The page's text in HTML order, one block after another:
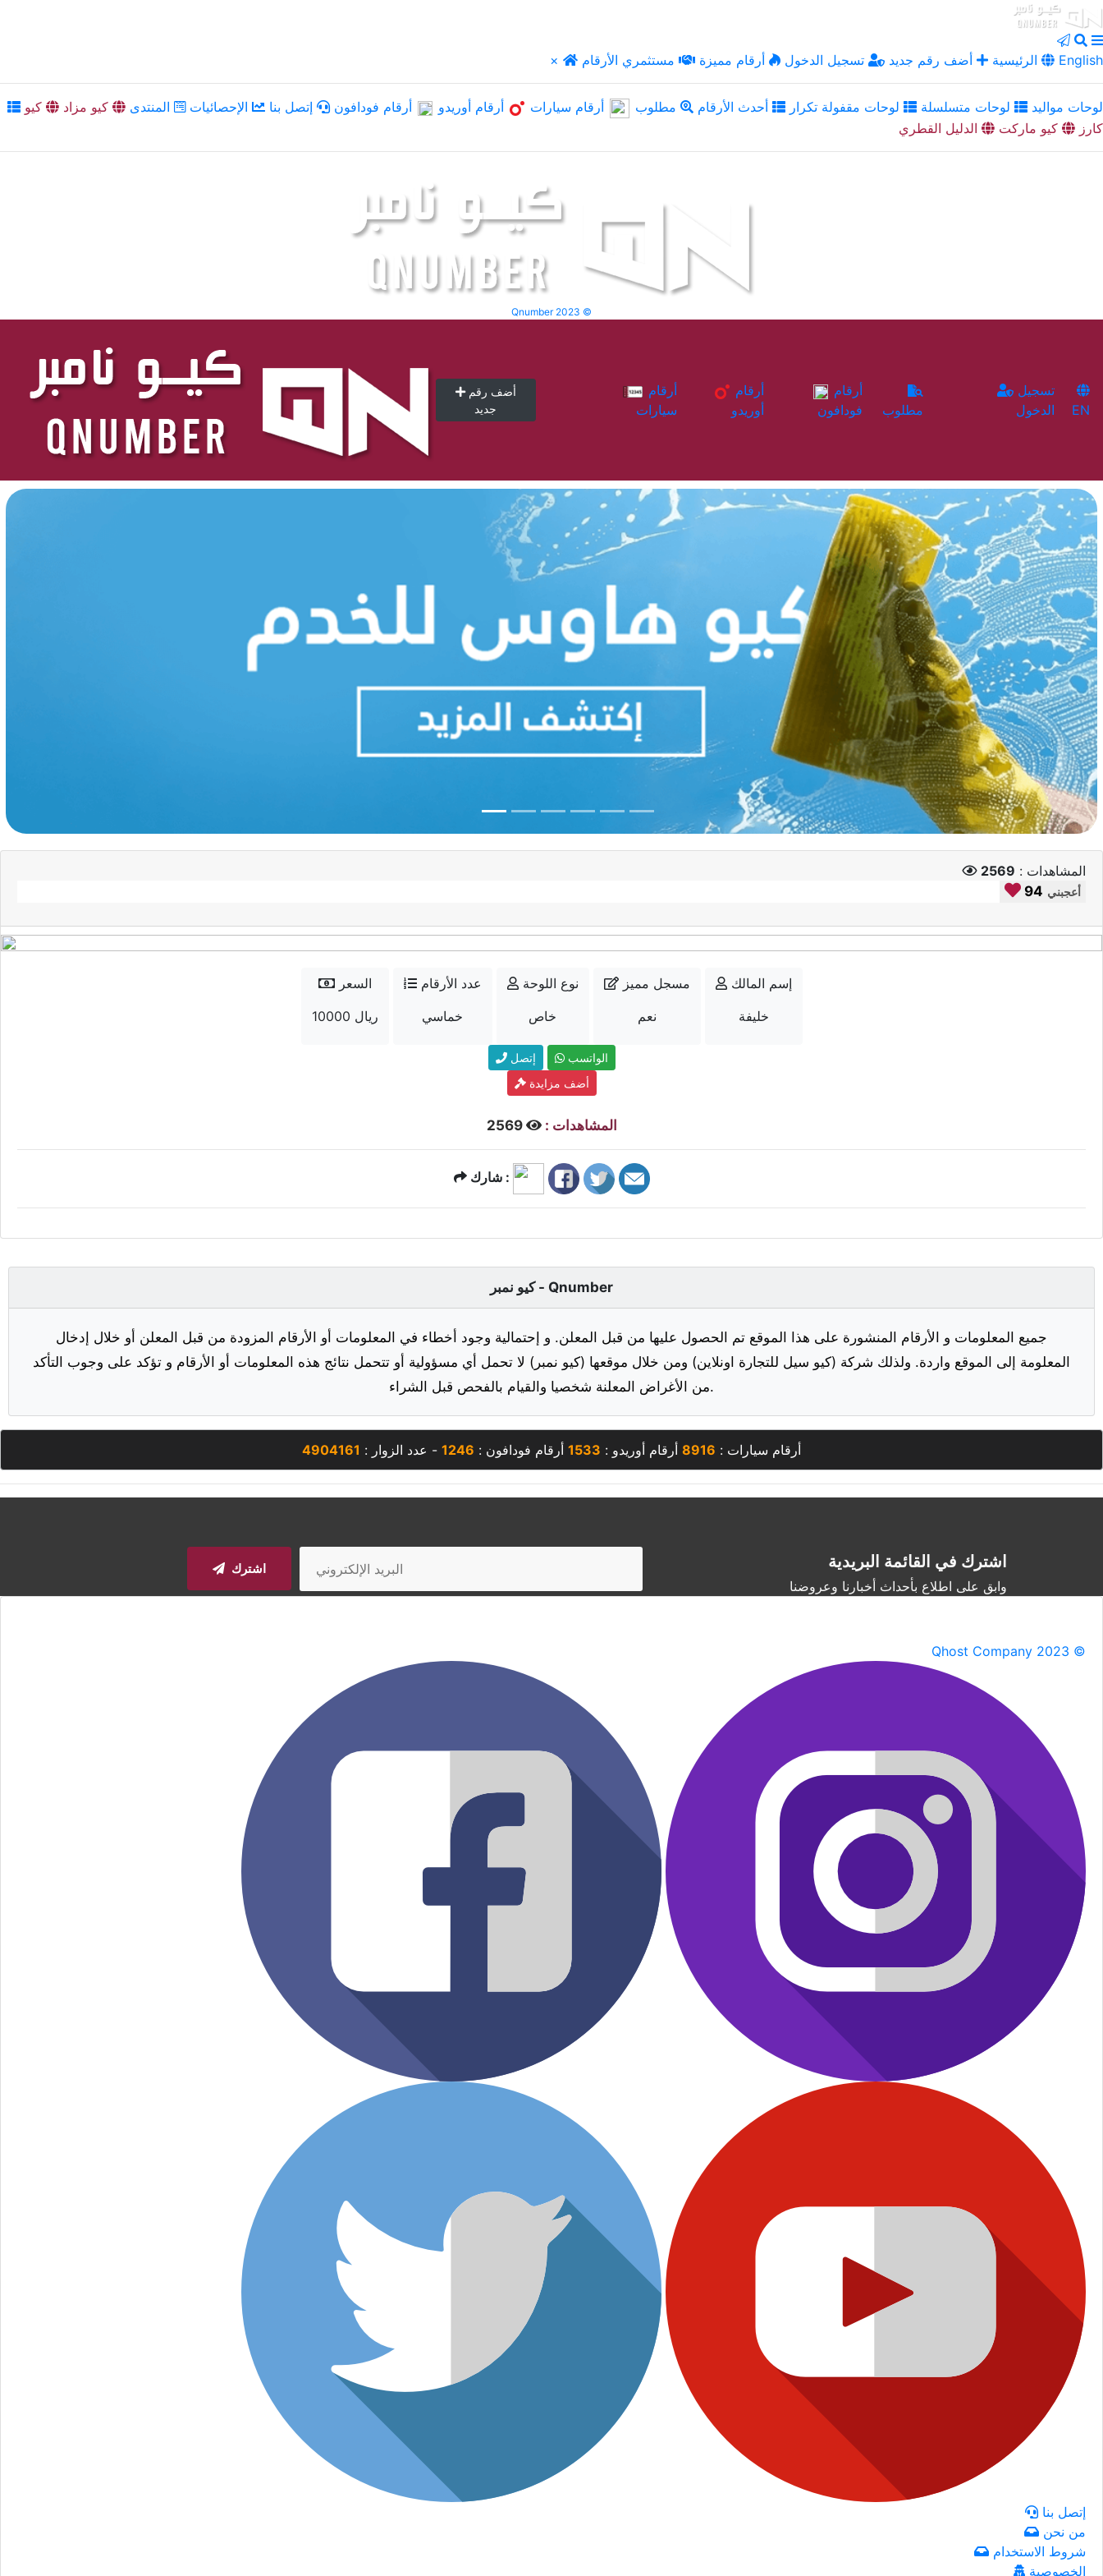
× الرئيسية أضف رقم جديد تسجيل الدخول أرقام مميزة مستثمري الأرقام English
لوحات مواليد لوحات متسلسلة لوحات مقفولة تكرار أحدث الأرقام مطلوب أرقام سيارات أرقام أوريدو أرقام فودافون إتصل بنا الإحصائيات المنتدى كيو مزاد
كيو
كارز
كيو ماركت الدليل القطري
Qnumber 2023 ©
أضف رقم
جديد
سيارات
أوريدو
فودافون
مطلوب
الدخول
EN
المشاهدات : 2569
94 أعجبني
السعر
10000 ريال
عدد الأرقام
خماسي
نوع اللوحة
خاص
مسجل مميز
نعم
إسم المالك
خليفة
إتصل
الواتسب
أضف مزايدة
المشاهدات : 2569
شارك :
كيو نمبر - Qnumber
جميع المعلومات و الأرقام المنشورة على هذا الموقع تم الحصول عليها من قبل المعلن. و إحتمالية وجود أخطاء في المعلومات أو الأرقام المزودة من قبل المعلن أو خلال إدخال
المعلومة إلى الموقع واردة. ولذلك شركة (كيو سيل للتجارة اونلاين) ومن خلال موقعها (كيو نمبر) لا تحمل أي مسؤولية أو تتحمل نتائج هذه المعلومات أو الأرقام و تؤكد على وجوب التأكد
من الأغراض المعلنة شخصيا والقيام بالفحص قبل الشراء.
أرقام سيارات : 8916 أرقام أوريدو : 1533 أرقام فودافون : 1246 - عدد الزوار : 4904161
اشترك في القائمة البريدية
وابق على اطلاع بأحداث أخبارنا وعروضنا
اشترك
Qhost Company 2023 ©
إتصل بنا
من نحن
شروط الاستخدام
الخصوصية